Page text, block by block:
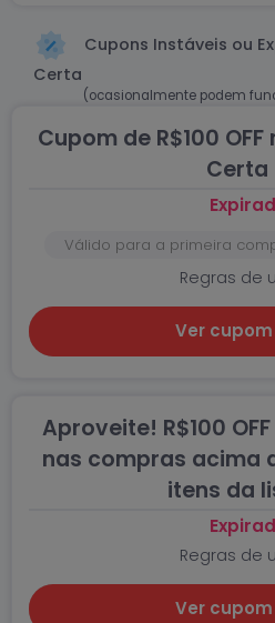
Cupons Instáveis ou
Certa
(ocasionalmente podem
Cupom de R$100
Certa
Válido para a primeira
Regras de
Ver cupom
Aproveite! R$100
nas compras acima
itens da
Regras de
Ver cupom